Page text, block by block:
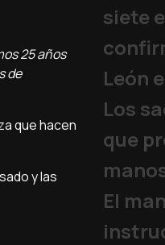
25 años
de
que hacen
y las
siete
León
Los
que
El